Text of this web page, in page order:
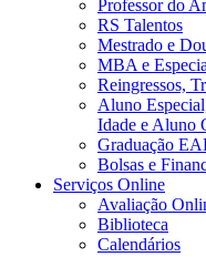
Professor do
RS Talentos
Mestrado e
MBA e
Reingressos,
Aluno
Idade e Aluno
Graduação
Bolsas e
Serviços Online
Avaliação
Biblioteca
Calendários